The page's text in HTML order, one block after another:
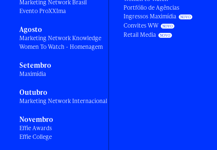
Marketing Network Brasil
Evento ProXXIma
Agosto
Marketing Network Knowledge
Women To Watch - Homenagem
Setembro
Maximídia
Outubro
Marketing Network Internacional
Novembro
Effie Awards
Effie College
Portfólio de Agências
Ingressos Maximídia
Convites WW
Retail Media